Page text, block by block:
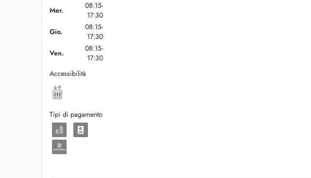
Mer.
08:15-
17:30
Gio.
08:15-
17:30
Ven.
08:15-
17:30
Accessibilità
Tipi di pagamento